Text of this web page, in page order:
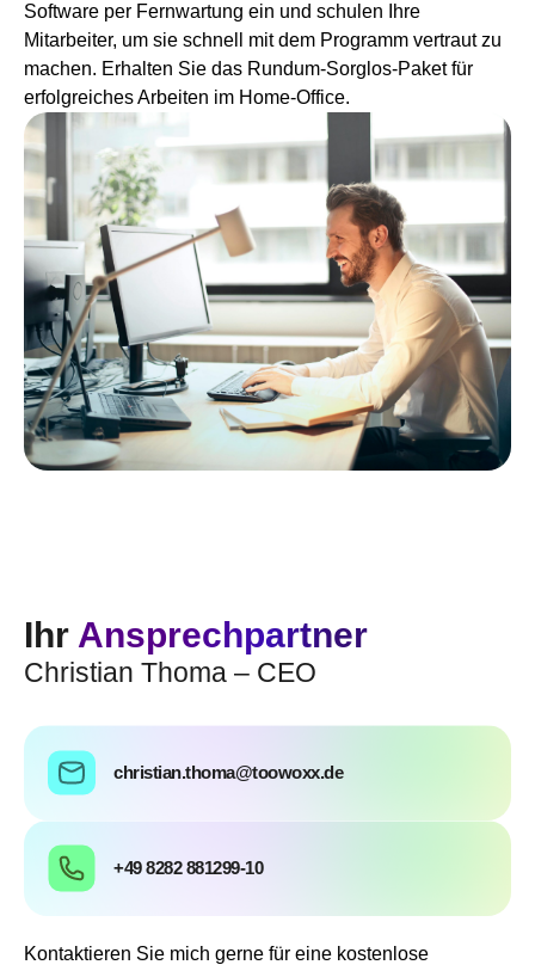
Software per Fernwartung ein und schulen Ihre
Mitarbeiter, um sie schnell mit dem Programm vertraut zu
machen. Erhalten Sie das Rundum-Sorglos-Paket für
erfolgreiches Arbeiten im Home-Office.
Ihr Ansprechpartner
Christian Thoma – CEO
christian.thoma@toowoxx.de
+49 8282 881299-10
Kontaktieren Sie mich gerne für eine kostenlose